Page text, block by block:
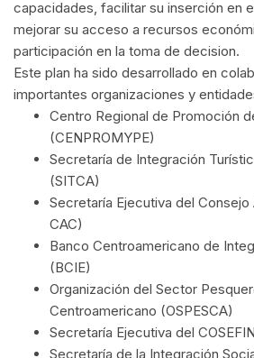
capacidades, facilitar su inserción en
mejorar su acceso a recursos
participación en la toma de decision.
Este plan ha sido desarrollado en
importantes organizaciones y
Centro Regional de Promoción
(CENPROMYPE)
Secretaría de Integración
(SITCA)
Secretaría Ejecutiva del
CAC)
Banco Centroamericano de
(BCIE)
Organización del Sector
Centroamericano (OSPESCA)
Secretaría Ejecutiva del COSEFIN
Secretaría de la Integración